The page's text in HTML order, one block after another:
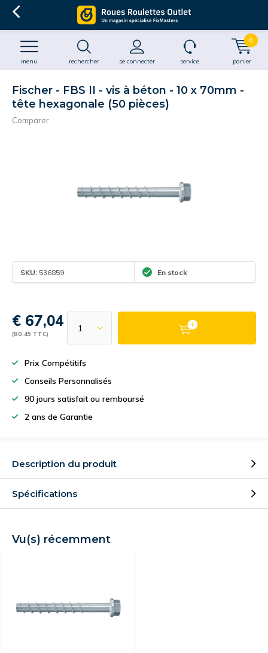
rechercher se connecter
menu service panier
0
Fischer - FBS II - vis à béton - 10 x 70mm -
tête hexagonale (50 pièces)
Comparer
SKU: 536859 En stock
€ 67,04
(80,45 TTC)
Prix Compétitifs
Conseils Personnalisés
90 jours satisfait ou remboursé
2 ans de Garantie
Description du produit
Spécifications
Vu(s) récemment